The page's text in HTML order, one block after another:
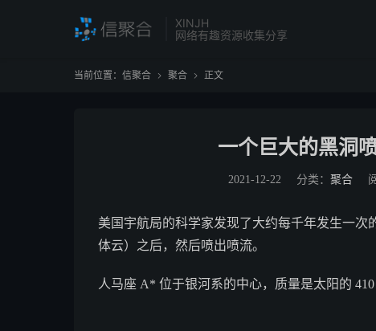
XINJH
网络有趣资源收集分享
当前位置： 信聚合  聚合  正文
一个巨大的黑洞
2021-12-22 分类： 聚合
美国宇航局的科学家发现了大约每千年发生一
体云）之后，然后喷出喷流。
人马座 A* 位于银河系的中心，质量是太阳的 410